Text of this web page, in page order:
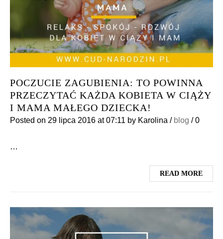
POCZUCIE ZAGUBIENIA: TO POWINNA
PRZECZYTAĆ KAŻDA KOBIETA W CIĄŻY
I MAMA MAŁEGO DZIECKA!
Posted on 29 lipca 2016 at 07:11 by Karolina / blog /0
…
READ MORE